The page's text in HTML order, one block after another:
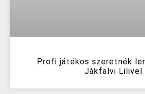
Profi játékos szeretnék
Jákfalvi Lilivel